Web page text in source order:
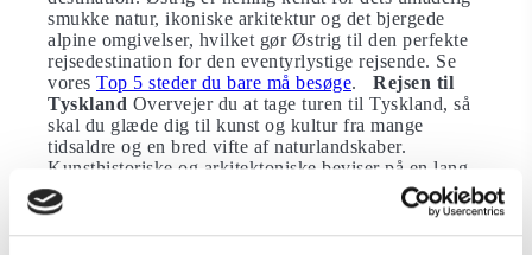
smukke natur, ikoniske arkitektur og det bjergede
alpine omgivelser, hvilket gør Østrig til den perfekte
rejsedestination for den eventyrlystige rejsende. Se
vores Top 5 steder du bare må besøge.
Rejsen til
Tyskland Overvejer du at tage turen til Tyskland, så
skal du glæde dig til kunst og kultur fra mange
tidsaldre og en bred vifte af naturlandskaber.
Kunsthistoriske og arkitektoniske beviser på en lang
historie finder man i storbymetropolerne Berlin,
München eller Köln. Se
Top 10 seværdigheder i
Tyskland. Rejsen til ItalienGår rejsen til Italien